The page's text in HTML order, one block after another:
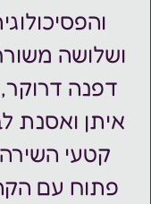
ושלושה
דפנה
איתן ואסנת
קטעי
פתוח עם